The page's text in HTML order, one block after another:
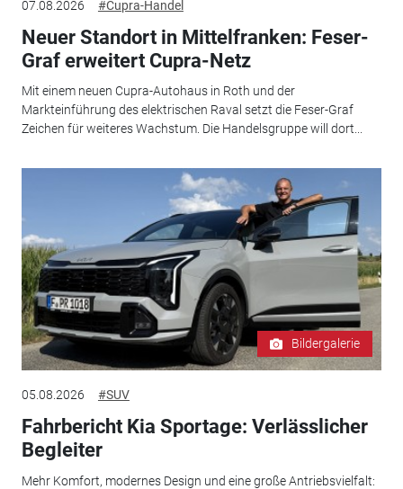
07.08.2026 #Cupra-Handel
Neuer Standort in Mittelfranken: Feser-
Graf erweitert Cupra-Netz
Mit einem neuen Cupra-Autohaus in Roth und der
Markteinführung des elektrischen Raval setzt die Feser-Graf
Zeichen für weiteres Wachstum. Die Handelsgruppe will dort...
Bildergalerie
05.08.2026 #SUV
Fahrbericht Kia Sportage: Verlässlicher
Begleiter
Mehr Komfort, modernes Design und eine große Antriebsvielfalt: